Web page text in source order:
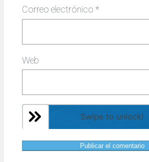
Correo electrónico *
Web
Swipe to unlock!